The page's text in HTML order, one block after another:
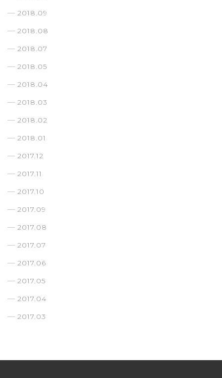
2018.09
2018.08
2018.07
2018.05
2018.04
2018.03
2018.02
2018.01
2017.12
2017.11
2017.10
2017.09
2017.08
2017.07
2017.06
2017.05
2017.04
2017.03